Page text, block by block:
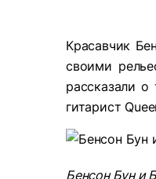
Красавчик
своими
рассказали
гитарист
Бенсон Бун и